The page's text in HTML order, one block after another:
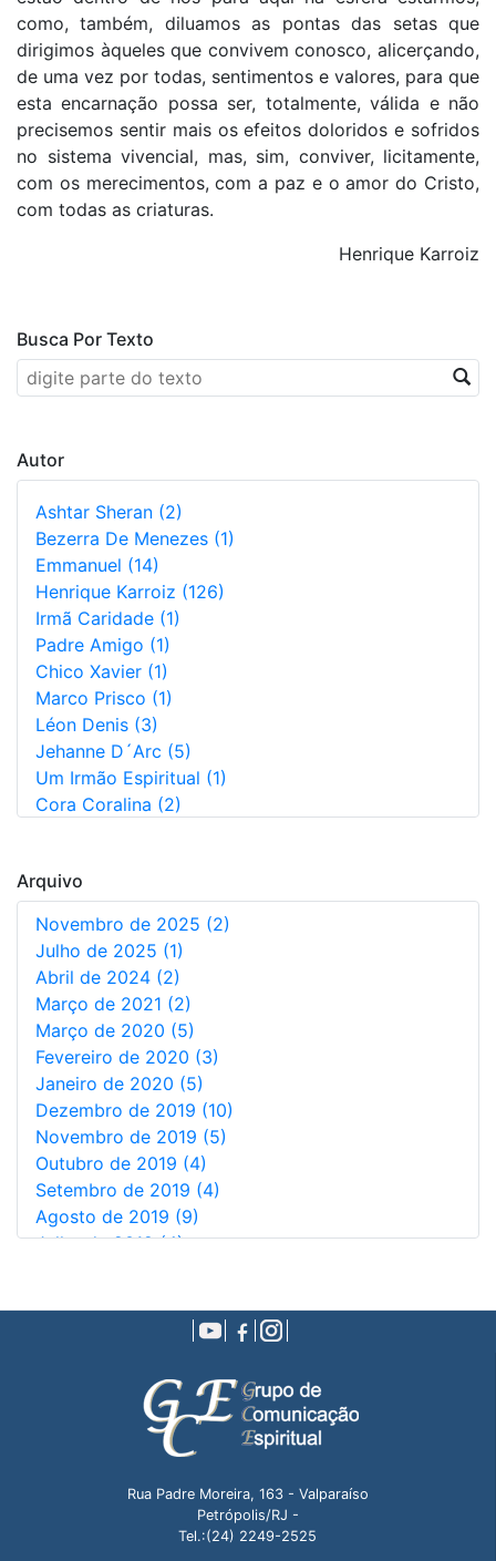
como, também, diluamos as pontas das setas que
dirigimos àqueles que convivem conosco, alicerçando,
de uma vez por todas, sentimentos e valores, para que
esta encarnação possa ser, totalmente, válida e não
precisemos sentir mais os efeitos doloridos e sofridos
no sistema vivencial, mas, sim, conviver, licitamente,
com os merecimentos, com a paz e o amor do Cristo,
com todas as criaturas.
Henrique Karroiz
Busca Por Texto
Autor
Ashtar Sheran (2)
Bezerra De Menezes (1)
Emmanuel (14)
Henrique Karroiz (126)
Irmã Caridade (1)
Padre Amigo (1)
Chico Xavier (1)
Marco Prisco (1)
Léon Denis (3)
Jehanne D´Arc (5)
Um Irmão Espiritual (1)
Cora Coralina (2)
Arquivo
Novembro de 2025 (2)
Julho de 2025 (1)
Abril de 2024 (2)
Março de 2021 (2)
Março de 2020 (5)
Fevereiro de 2020 (3)
Janeiro de 2020 (5)
Dezembro de 2019 (10)
Novembro de 2019 (5)
Outubro de 2019 (4)
Setembro de 2019 (4)
Agosto de 2019 (9)
Julho de 2019 (4)
Fevereiro de 2019 (9)
Janeiro de 2019 (5)
Dezembro de 2018 (5)
Novembro de 2018 (4)
Outubro de 2018 (7)
Setembro de 2018 (9)
Agosto de 2018 (4)
Rua Padre Moreira, 163 - Valparaíso
Petrópolis/RJ -
Tel.:(24) 2249-2525